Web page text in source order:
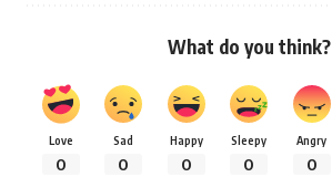
What do you think?
Love
0
Sad
0
Happy
0
Sleepy
0
Angry
0